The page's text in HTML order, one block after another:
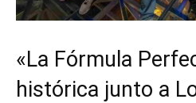
«La Fórmula
histórica junto a